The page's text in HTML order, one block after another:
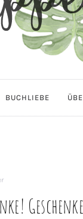
BUCHLIEBE